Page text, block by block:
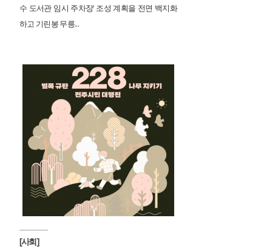
수 도서관 임시 주차장’ 조성 계획을 전면 백지화
하고 기린봉 무릉...
[사회]